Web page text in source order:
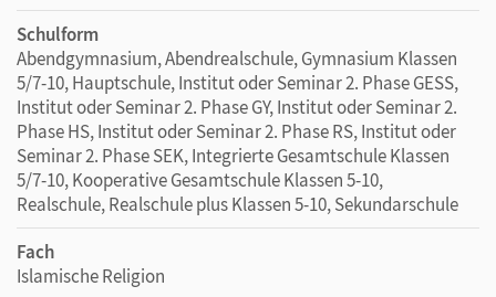
Schulform
Abendgymnasium, Abendrealschule, Gymnasium Klassen
5/7-10, Hauptschule, Institut oder Seminar 2. Phase GESS,
Institut oder Seminar 2. Phase GY, Institut oder Seminar 2.
Phase HS, Institut oder Seminar 2. Phase RS, Institut oder
Seminar 2. Phase SEK, Integrierte Gesamtschule Klassen
5/7-10, Kooperative Gesamtschule Klassen 5-10,
Realschule, Realschule plus Klassen 5-10, Sekundarschule
Fach
Islamische Religion